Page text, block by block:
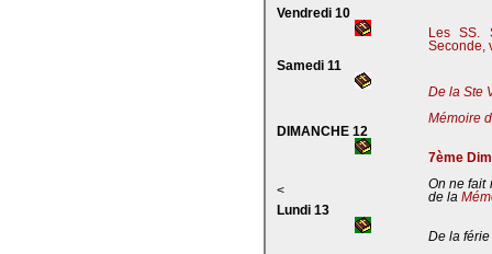
Vendredi 10
Les SS.
Seconde,
Samedi 11
De la Ste
Mémoire
DIMANCHE 12
7ème
<
On ne fait
de la
Lundi 13
De la férie